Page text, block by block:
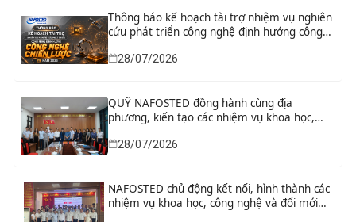
Thông báo kế hoạch tài trợ nhiệm vụ nghiên
cứu phát triển công nghệ định hướng công
nghệ chiến lược năm 2026
28/07/2026
QUỸ NAFOSTED đồng hành cùng địa
phương, kiến tạo các nhiệm vụ khoa học,
phát triển thực tiễn
28/07/2026
NAFOSTED chủ động kết nối, hình thành các
nhiệm vụ khoa học, công nghệ và đổi mới